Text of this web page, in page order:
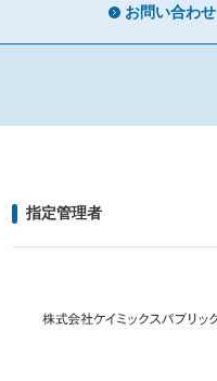
お問い合わせ
指定管理者